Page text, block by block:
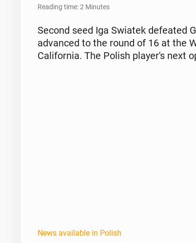
Reading time: 2 Minutes
Second seed Iga Swiatek de­feat­ed
ad­vanced to the round of 16 at the
Cal­i­for­nia. The Polish play­er's next
News available in Polish